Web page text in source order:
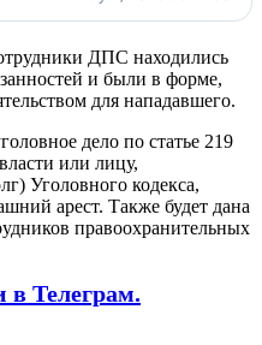
ДПС находились
и были в форме,
для нападавшего.
дело по статье 219
или лицу,
Уголовного кодекса,
арест. Также будет дана
правоохранительных
Телеграм.